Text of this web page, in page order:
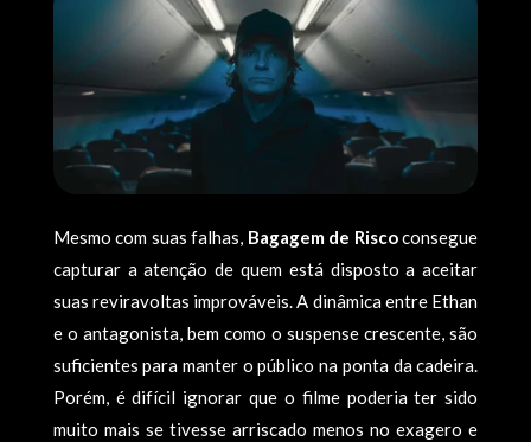
Mesmo com suas falhas, Bagagem de Riscoconsegue
capturar a atenção de quem está disposto a aceitar
suas reviravoltas improváveis. A dinâmica entre Ethan
e o antagonista, bem como o suspense crescente, são
suficientes para manter o público na ponta da cadeira.
Porém, é difícil ignorar que o filme poderia ter sido
muito mais se tivesse arriscado menos no exagero e